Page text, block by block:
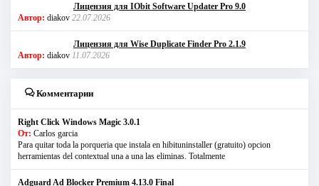
Лицензия для IObit Software Updater Pro 9.0
Автор: diakov 22.07.2026
Лицензия для Wise Duplicate Finder Pro 2.1.9
Автор: diakov 11.07.2026
Комментарии
Right Click Windows Magic 3.0.1
От: Carlos garcia
Para quitar toda la porqueria que instala en hibituninstaller (gratuito) opcion
herramientas del contextual una a una las eliminas. Totalmente
Adguard Ad Blocker Premium 4.13.0 Final